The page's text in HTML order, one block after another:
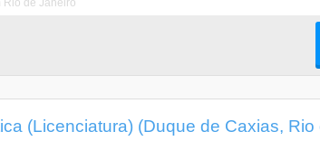
Rio de Janeiro
(Licenciatura) (Duque de Caxias, Rio